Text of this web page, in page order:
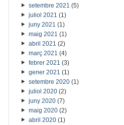
setembre 2021 (5)
juliol 2021 (1)
juny 2021 (1)
maig 2021 (1)
abril 2021 (2)
març 2021 (4)
febrer 2021 (3)
gener 2021 (1)
setembre 2020(1)
juliol 2020(2)
juny 2020(7)
maig 2020(2)
abril 2020(1)